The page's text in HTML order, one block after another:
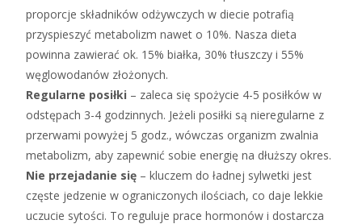
proporcje składników odżywczych w diecie potrafią
przyspieszyć metabolizm nawet o 10%. Nasza dieta
powinna zawierać ok. 15% białka, 30% tłuszczy i 55%
węglowodanów złożonych.
Regularne posiłki – zaleca się spożycie 4-5 posiłków w
odstępach 3-4 godzinnych. Jeżeli posiłki są nieregularne z
przerwami powyżej 5 godz., wówczas organizm zwalnia
metabolizm, aby zapewnić sobie energię na dłuższy okres.
Nie przejadanie się – kluczem do ładnej sylwetki jest
częste jedzenie w ograniczonych ilościach, co daje lekkie
uczucie sytości. To reguluje prace hormonów i dostarcza